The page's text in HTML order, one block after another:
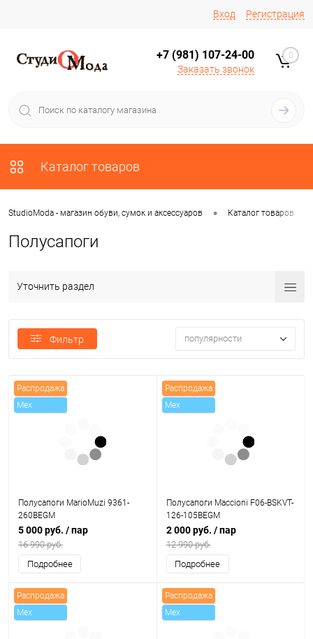
Вход Регистрация
+7 (981) 107-24-00
Заказать звонок
0
Каталог товаров
StudioModa - магазин обуви, сумок и аксессуаров • Каталог товаров
Полусапоги
Уточнить раздел
Фильтр популярности
Распродажа
Mex
Полусапоги MarioMuzi 9361-
260BEGM
5 000 руб. / пар
16 990 руб.
Подробнее
Распродажа
Mex
Полусапоги Maccioni F06-BSKVT-
126-105BEGM
2 000 руб. / пар
12 990 руб.
Подробнее
Распродажа
Mex
Распродажа
Mex